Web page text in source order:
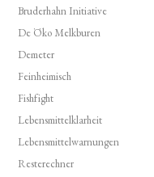
Bruderhahn Initiative
De Öko Melkburen
Demeter
Feinheimisch
Fishfight
Lebensmittelklarheit
Lebensmittelwarnungen
Resterechner